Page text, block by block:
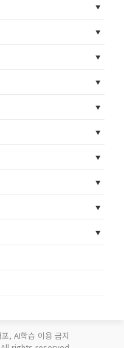
, AI학습 이용 금지